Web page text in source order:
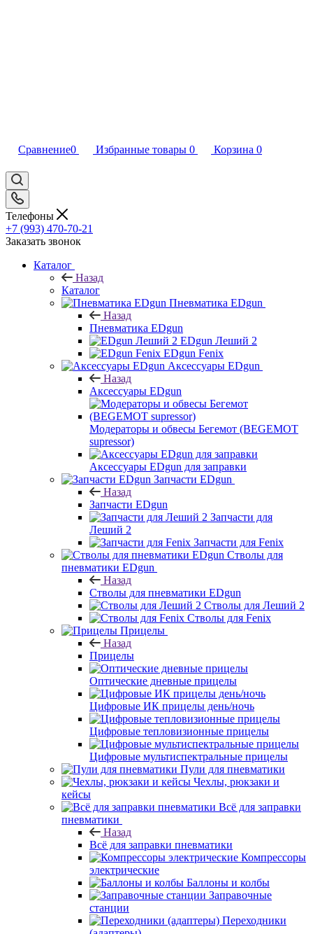
Сравнение0 Избранные товары 0 Корзина 0
Телефоны
+7 (993) 470-70-21
Заказать звонок
Каталог
Назад
Каталог
Пневматика EDgun
Назад
Пневматика EDgun
EDgun Леший 2
EDgun Fenix
Аксессуары EDgun
Назад
Аксессуары EDgun
Модераторы и обвесы Бегемот (BEGEMOT
supressor)
Аксессуары EDgun для заправки
Запчасти EDgun
Назад
Запчасти EDgun
Запчасти для
Леший 2
Запчасти для Fenix
Стволы для
пневматики EDgun
Назад
Стволы для пневматики EDgun
Стволы для Леший 2
Стволы для Fenix
Прицелы
Назад
Прицелы
Оптические дневные прицелы
Цифровые ИК прицелы день/ночь
Цифровые тепловизионные прицелы
Цифровые мультиспектральные прицелы
Пули для пневматики
Чехлы, рюкзаки и
кейсы
Всё для заправки
пневматики
Назад
Всё для заправки пневматики
Компрессоры
электрические
Баллоны и колбы
Заправочные
станции
Переходники